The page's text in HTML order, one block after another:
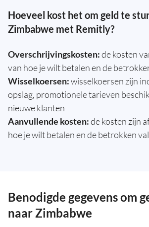
Hoeveel kost het om geld te
Zimbabwe met Remitly?
Overschrijvingskosten:de kosten
van hoe je wilt betalen en de
Wisselkoersen:wisselkoersen zijn
opslag, promotionele tarieven
nieuwe klanten
Aanvullende kosten:de kosten zijn
hoe je wilt betalen en de betrokken
Benodigde gegevens om
naar Zimbabwe